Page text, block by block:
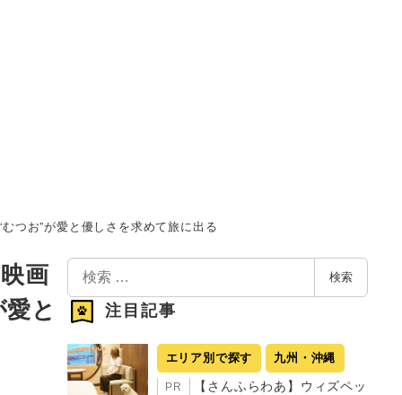
つお”が愛と優しさを求めて旅に出る
画
と
検
索
検索
注目記事
エリア別で探す 九州・沖縄
PR
【さんふらわあ】ウィズペッ